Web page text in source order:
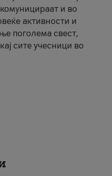
и во
активности и
поголема свест,
сите учесници во